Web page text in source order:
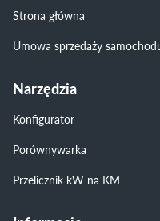
Strona główna
Umowa sprzedaży
Narzędzia
Konfigurator
Porównywarka
Przelicznik kW na KM